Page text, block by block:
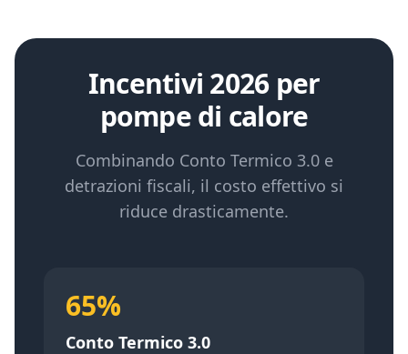
Incentivi 2026 per
pompe di calore
Combinando Conto Termico 3.0 e
detrazioni fiscali, il costo effettivo si
riduce drasticamente.
65%
Conto Termico 3.0